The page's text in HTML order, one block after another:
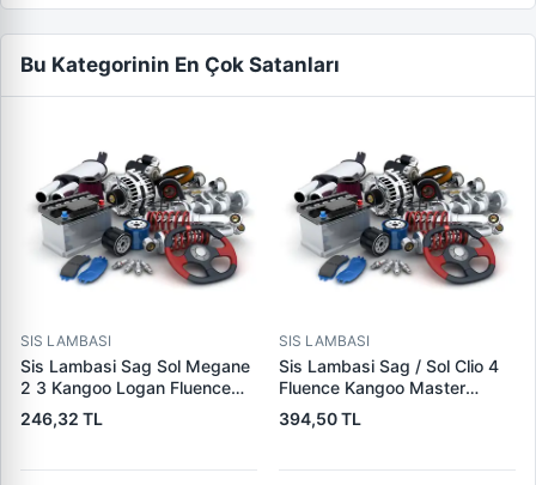
Bu Kategorinin En Çok Satanları
SIS LAMBASI
Sis Lambasi Sag Sol Megane
2 3 Kangoo Logan Fluence
Laguna 2 3 Master Fiesta
Fusion Connect V347 C4 C5
P307 P407 P607 Xsara
246,32 TL
SIS LAMBASI
Sis Lambasi Sag / Sol Clio 4
Fluence Kangoo Master
Sandero Ym 00> |
KRAFTVOLL 02010055 |
394,50 TL